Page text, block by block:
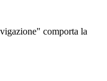
comporta la